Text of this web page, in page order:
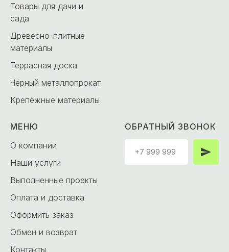
Товары для дачи и
сада
Древесно-плитные
материалы
Террасная доска
Чёрный металлопрокат
Крепёжные материалы
МЕНЮ
О компании
Наши услуги
Выполненные проекты
Оплата и доставка
Оформить заказ
Обмен и возврат
Контакты
ОБРАТНЫЙ ЗВОНОК